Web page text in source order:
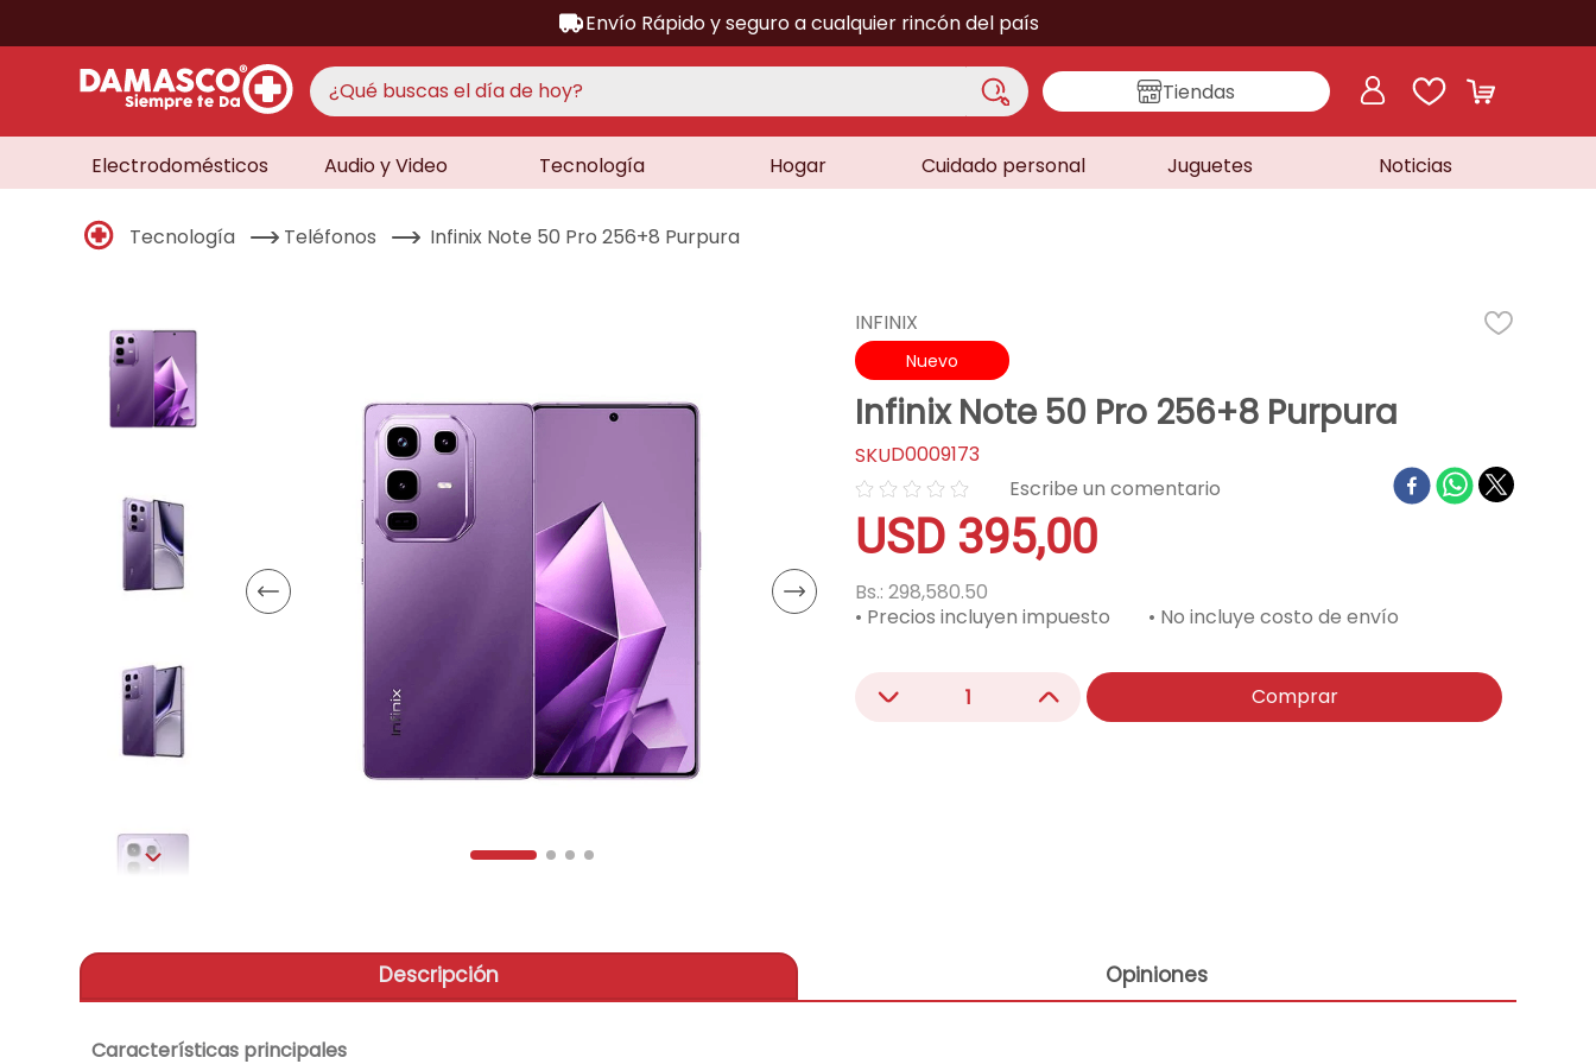
Envío Rápido y seguro a cualquier rincón del país
¿Qué buscas el día de hoy?
Tiendas
Electrodomésticos Audio y Video Tecnología Hogar Cuidado personal Juguetes Noticias
Tecnología Teléfonos Infinix Note 50 Pro 256+8 Purpura
INFINIX
Nuevo
Infinix Note 50 Pro 256+8 Purpura
D0009173
☆☆☆☆☆
USD 395,00
Bs.: 298,580.50
• Precios incluyen impuesto
• No incluye costo de envío
＋
－ Comprar
Descripción Opiniones
Características principales
TÉRMINOS MÁS BUSCADOS
2. nevera
6. televisor
7.
8.
9. aire-acondicionado
telefono